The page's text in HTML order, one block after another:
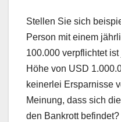
Stellen Sie sich
Person mit einem
100.000 verpflichtet
Höhe von USD
keinerlei Ersparnisse
Meinung, dass sich
den Bankrott befindet?